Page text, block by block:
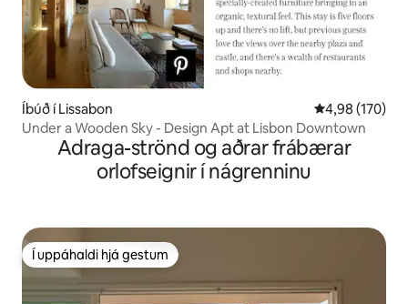
Íbúð í Lissabon 4,98 af 5 í
4,98 (170)
Under a Wooden Sky - Design Apt at Lisbon Downtown
Adraga-strönd og aðrar frábærar
orlofseignir í nágrenninu
Í uppáhaldi hjá gestum
Í uppáhaldi hjá gestum